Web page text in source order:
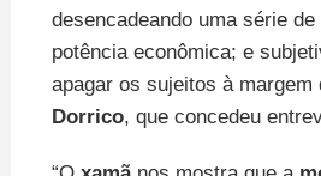
desencadeando uma série
potência econômica; e
apagar os sujeitos à
Dorrico, que concedeu